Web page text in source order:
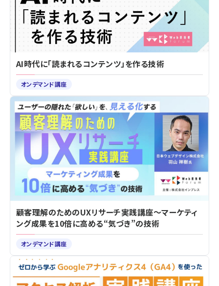
AI時代に「読まれるコンテンツ」を作る技術
オンデマンド講座
顧客理解のためのUXリサーチ実践講座～マーケティ
ング成果を10倍に高める“気づき”の技術
オンデマンド講座